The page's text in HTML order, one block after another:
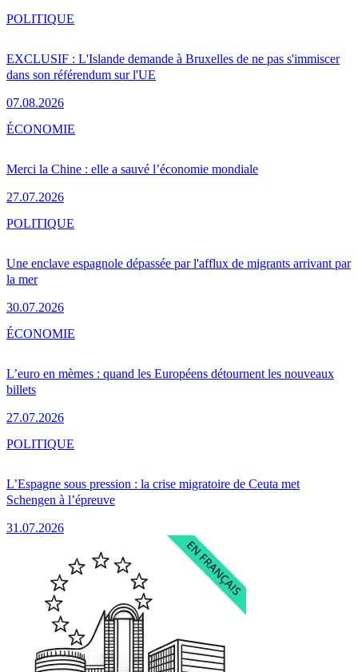
EXCLUSIF : L'Islande demande à Bruxelles de ne pas s'immiscer
dans son référendum sur l'UE
07.08.2026
POLITIQUE
Merci la Chine : elle a sauvé l’économie mondiale
27.07.2026
ÉCONOMIE
Une enclave espagnole dépassée par l'afflux de migrants arrivant par
la mer
30.07.2026
POLITIQUE
L’euro en mèmes : quand les Européens détournent les nouveaux
billets
27.07.2026
ÉCONOMIE
L’Espagne sous pression : la crise migratoire de Ceuta met
Schengen à l’épreuve
31.07.2026
POLITIQUE